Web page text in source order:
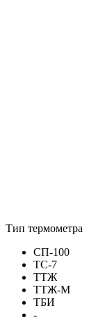
Тип термометра
СП-100
ТС-7
ТТЖ
ТТЖ-М
ТБИ
-